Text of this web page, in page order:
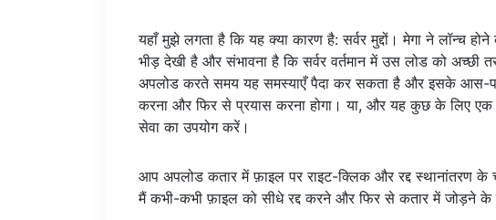
यहाँ मुझे लगता है कि यह क्या कारण है: सर्वर मुद्दों। मेगा ने लॉन्च
भीड़ देखी है और संभावना है कि सर्वर वर्तमान में उस लोड को अच्छी
अपलोड करते समय यह समस्याएँ पैदा कर सकता है और इसके आस-पास
करना और फिर से प्रयास करना होगा। या, और यह कुछ के लिए
सेवा का उपयोग करें।
आप अपलोड कतार में फ़ाइल पर राइट-क्लिक और रद्द स्थानांतरण
मैं कभी-कभी फ़ाइल को सीधे रद्द करने और फिर से कतार में जोड़ने के